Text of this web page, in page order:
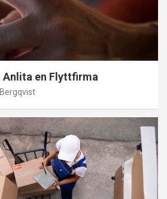
en Flyttfirma